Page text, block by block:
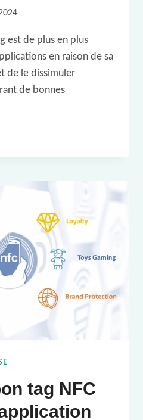
est de plus en plus
en raison de sa
de le dissimuler
de bonnes
tag NFC